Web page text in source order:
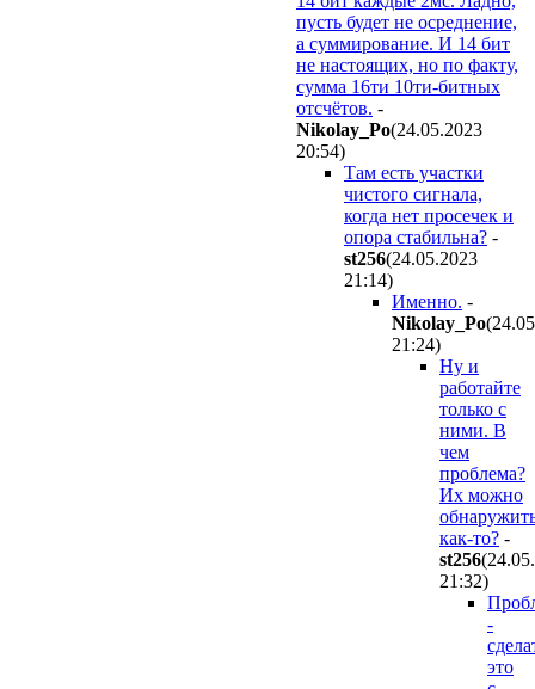
пусть будет не осреднение,
а суммирование. И 14 бит
не настоящих, но по факту,
сумма 16ти 10ти-битных
отсчётов. -
Nikolay_Po(24.05.2023
20:54)
Там есть участки
чистого сигнала,
когда нет просечек и
опора стабильна? -
st256(24.05.2023
21:14)
Именно. -
Nikolay_Po
21:24)
Ну и
работайте
только с
ними. В
чем
проблема?
Их можно
как-то? -
st256
21:32)
-
это